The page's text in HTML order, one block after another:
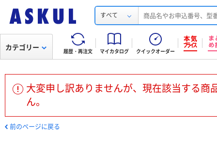
すべて
履歴・再注文 マイカタログ クイックオーダー
カテゴリー
大変申し訳ありませんが、現在該当する商
ん。
前のページに戻る